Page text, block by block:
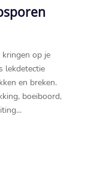
kringen op je
lekdetectie
en breken.​
boeiboord,